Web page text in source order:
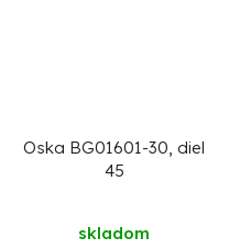
Oska BG01601-30, diel
45
skladom